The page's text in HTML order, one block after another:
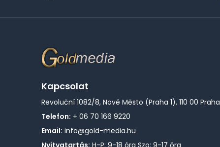
Kapcsolat
Revoluční 1082/8, Nové Město (Praha 1), 110 00 Praha
Telefon: + 06 70 166 9220
Email: info@gold-media.hu